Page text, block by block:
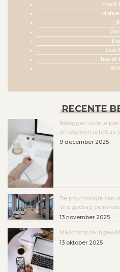
Food
Skin
Travel
RECENTE
Beleggen voor je
en waarom is het zo
9 december 2025
De psychologie van
ons gedrag
13 november 2025
Mailchimp te
13 oktober 2025